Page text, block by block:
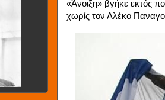
«Άνοιξη» βγήκε εκτός
χωρίς τον Αλέκο